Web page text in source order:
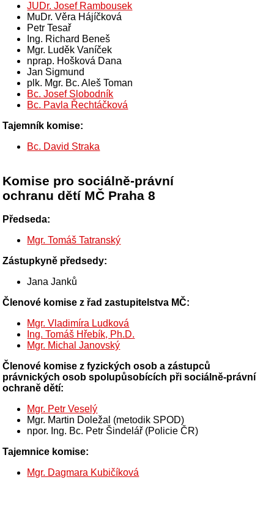
JUDr. Josef Rambousek
MuDr. Věra Hájíčková
Petr Tesař
Ing. Richard Beneš
Mgr. Luděk Vaníček
nprap. Hošková Dana
Jan Sigmund
plk. Mgr. Bc. Aleš Toman
Bc. Josef Slobodník
Bc. Pavla Řechtáčková
Tajemník komise:
Bc. David Straka
Komise pro sociálně-právní
ochranu dětí MČ Praha 8
Předseda:
Mgr. Tomáš Tatranský
Zástupkyně předsedy:
Jana Janků
Členové komise z řad zastupitelstva MČ:
Mgr. Vladimíra Ludková
Ing. Tomáš Hřebík, Ph.D.
Mgr. Michal Janovský
Členové komise z fyzických osob a zástupců
právnických osob spolupůsobících při sociálně-právní
ochraně dětí:
Mgr. Petr Veselý
Mgr. Martin Doležal (metodik SPOD)
npor. Ing. Bc. Petr Šindelář (Policie ČR)
Tajemnice komise:
Mgr. Dagmara Kubičíková